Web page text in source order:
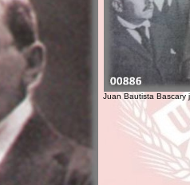
Juan Bautista Bascary